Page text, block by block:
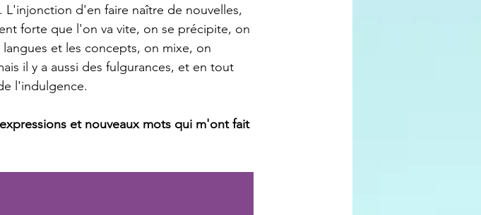
. L'injonction d'en faire naître de nouvelles,
forte que l'on va vite, on se précipite, on
et les concepts, on mixe, on
il y a aussi des fulgurances, et en tout
l'indulgence.
et nouveaux mots qui m'ont fait